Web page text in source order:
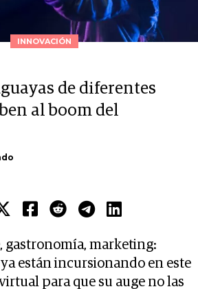
INNOVACIÓN
de diferentes
al boom del
gastronomía, marketing:
están incursionando en este
para que su auge no las